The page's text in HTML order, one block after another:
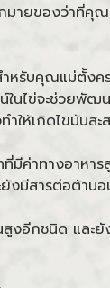
มายของว่าที่คุ
หรับคุณแม่ตั้งค
ในไข่จะช่วยพั
ำให้เกิดไขมันส
ที่มีค่าทางอาห
งมีสารต่อต้าน
สูงอีกชนิด แล